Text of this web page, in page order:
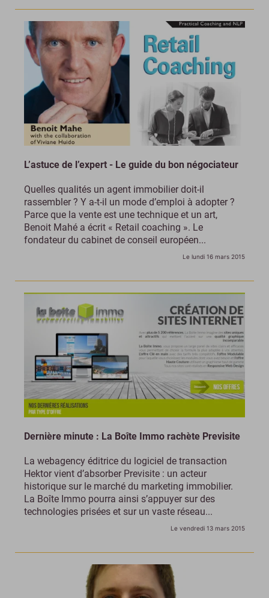
L’astuce de l’expert - Le guide du bon négociateur
Quelles qualités un agent immobilier doit-il
rassembler ? Y a-t-il un mode d’emploi à adopter ?
Parce que la vente est une technique et un art,
Benoit Mahé a écrit « Retail coaching ». Le
fondateur du cabinet de conseil européen...
Le lundi 16 mars 2015
Dernière minute : La Boîte Immo rachète Previsite
La webagency éditrice du logiciel de transaction
Hektor vient d’absorber Previsite : un acteur
historique sur le marché du marketing immobilier.
La Boîte Immo pourra ainsi s’appuyer sur des
technologies prisées et sur un vaste réseau...
Le vendredi 13 mars 2015